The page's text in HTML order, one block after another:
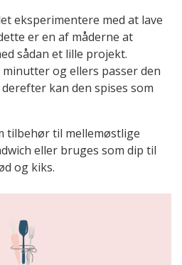
eksperimentere med at lave
er en af måderne at
sådan et lille projekt.
og ellers passer den
kan den spises som
tilbehør til mellemøstlige
eller bruges som dip til
og kiks.